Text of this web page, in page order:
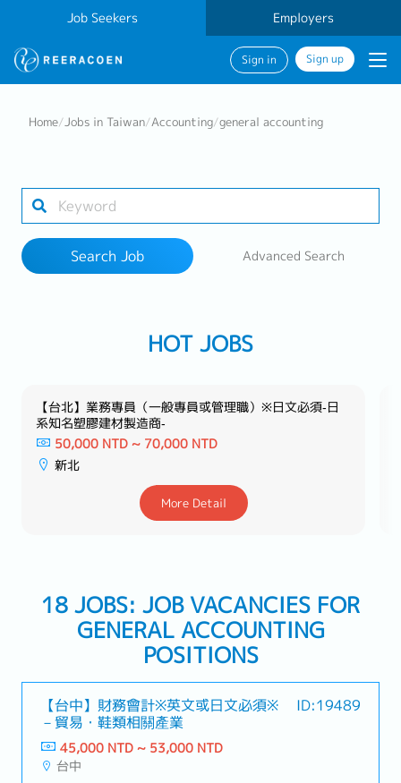
Job Seekers Employers
Sign in Sign up
Industry
Work Location
Home/Jobs in Taiwan/Accounting/general accounting
Search Job Advanced Search
HOT JOBS
北】業務專員（一般專員或管理職）※日文必須‐日
名塑膠建材製造商‐
50,000 NTD ~ 70,000 NTD
More Detail
18 JOBS: JOB VACANCIES FOR
GENERAL ACCOUNTING
POSITIONS
【台中】財務會計※英文或日文必須※
－貿易・鞋類相關產業
ID:19489
45,000 NTD ~ 53,000 NTD
台中